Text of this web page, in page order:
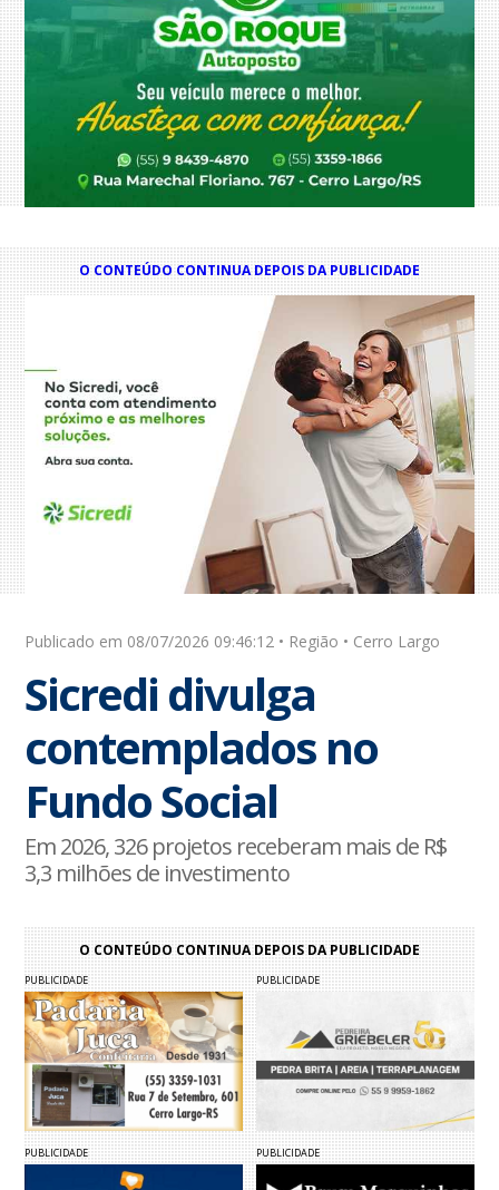
O CONTEÚDO CONTINUA DEPOIS DA PUBLICIDADE
Publicado em 08/07/2026 09:46:12 • Região • Cerro Largo
Sicredi divulga
contemplados no
Fundo Social
Em 2026, 326 projetos receberam mais de R$
3,3 milhões de investimento
O CONTEÚDO CONTINUA DEPOIS DA PUBLICIDADE
PUBLICIDADE PUBLICIDADE
PUBLICIDADE PUBLICIDADE